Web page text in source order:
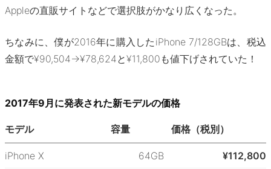
Appleの直販サイトなどで選択肢がかなり広くなった。
ちなみに、僕が2016年に購入したiPhone 7/128GBは、税込
金額で¥90,504→¥78,624と¥11,800も値下げされていた！
2017年9月に発表された新モデルの価格
モデル 容量 価格（税別）
iPhone X 64GB ¥112,800